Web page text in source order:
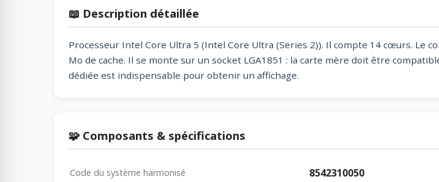
📖 Description détaillée
Processeur Intel Core Ultra 5 (Intel Core Ultra (Series 2)). Il compte 14 cœurs. Le
Mo de cache. Il se monte sur un socket LGA1851 : la carte mère doit être
dédiée est indispensable pour obtenir un affichage.
🧩 Composants & spécifications
Code du système harmonisé 8542310050